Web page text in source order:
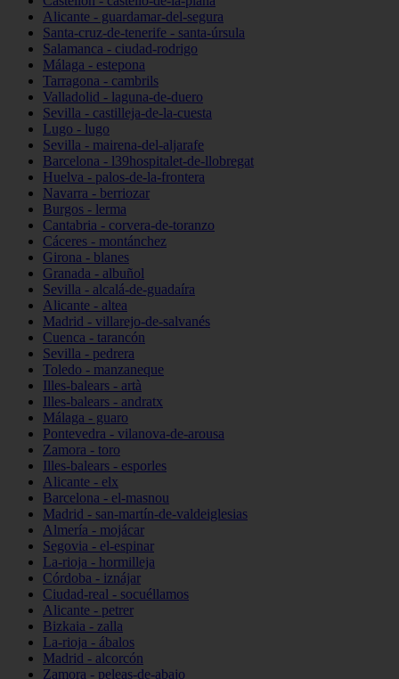
Alicante - guardamar-del-segura
Santa-cruz-de-tenerife - santa-úrsula
Salamanca - ciudad-rodrigo
Málaga - estepona
Tarragona - cambrils
Valladolid - laguna-de-duero
Sevilla - castilleja-de-la-cuesta
Lugo - lugo
Sevilla - mairena-del-aljarafe
Barcelona - l39hospitalet-de-llobregat
Huelva - palos-de-la-frontera
Navarra - berriozar
Burgos - lerma
Cantabria - corvera-de-toranzo
Cáceres - montánchez
Girona - blanes
Granada - albuñol
Sevilla - alcalá-de-guadaíra
Alicante - altea
Madrid - villarejo-de-salvanés
Cuenca - tarancón
Sevilla - pedrera
Toledo - manzaneque
Illes-balears - artà
Illes-balears - andratx
Málaga - guaro
Pontevedra - vilanova-de-arousa
Zamora - toro
Illes-balears - esporles
Alicante - elx
Barcelona - el-masnou
Madrid - san-martín-de-valdeiglesias
Almería - mojácar
Segovia - el-espinar
La-rioja - hormilleja
Córdoba - iznájar
Ciudad-real - socuéllamos
Alicante - petrer
Bizkaia - zalla
La-rioja - ábalos
Madrid - alcorcón
Zamora - peleas-de-abajo